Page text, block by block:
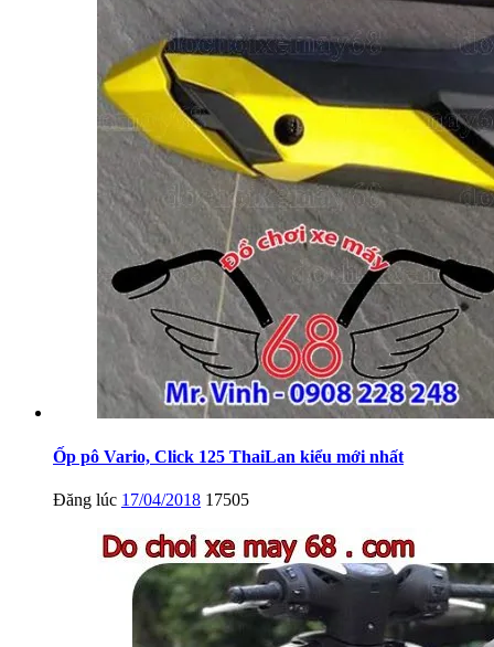
Ốp pô Vario, Click 125 ThaiLan kiểu mới nhất
Đăng lúc 17/04/2018 17505